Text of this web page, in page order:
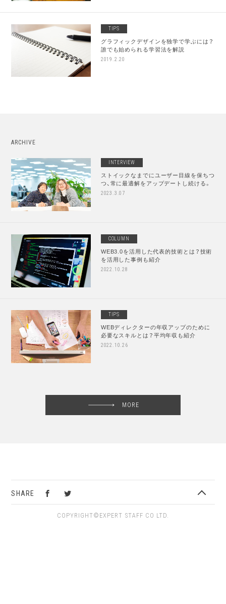
TIPS
グラフィックデザインを独学で学ぶには？
誰でも始められる学習法を解説
2019.2.20
ARCHIVE
INTERVIEW
ストイックなまでにユーザー目線を保ちつ
つ、常に最適解をアップデートし続ける。
2023.3.07
COLUMN
WEB3.0を活用した代表的技術とは？技術
を活用した事例も紹介
2022.10.28
TIPS
WEBディレクターの年収アップのために
必要なスキルとは？平均年収も紹介
2022.10.26
MORE
SHARE
COPYRIGHT©EXPERT STAFF CO LTD.